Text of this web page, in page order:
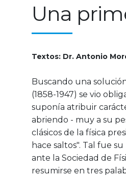
Una
Textos: Dr. Antonio
Buscando una
(1858-1947) se vio
suponía atribuir
abriendo - muy a su
clásicos de la física
hace saltos". Tal fue
ante la Sociedad de
resumirse en tres